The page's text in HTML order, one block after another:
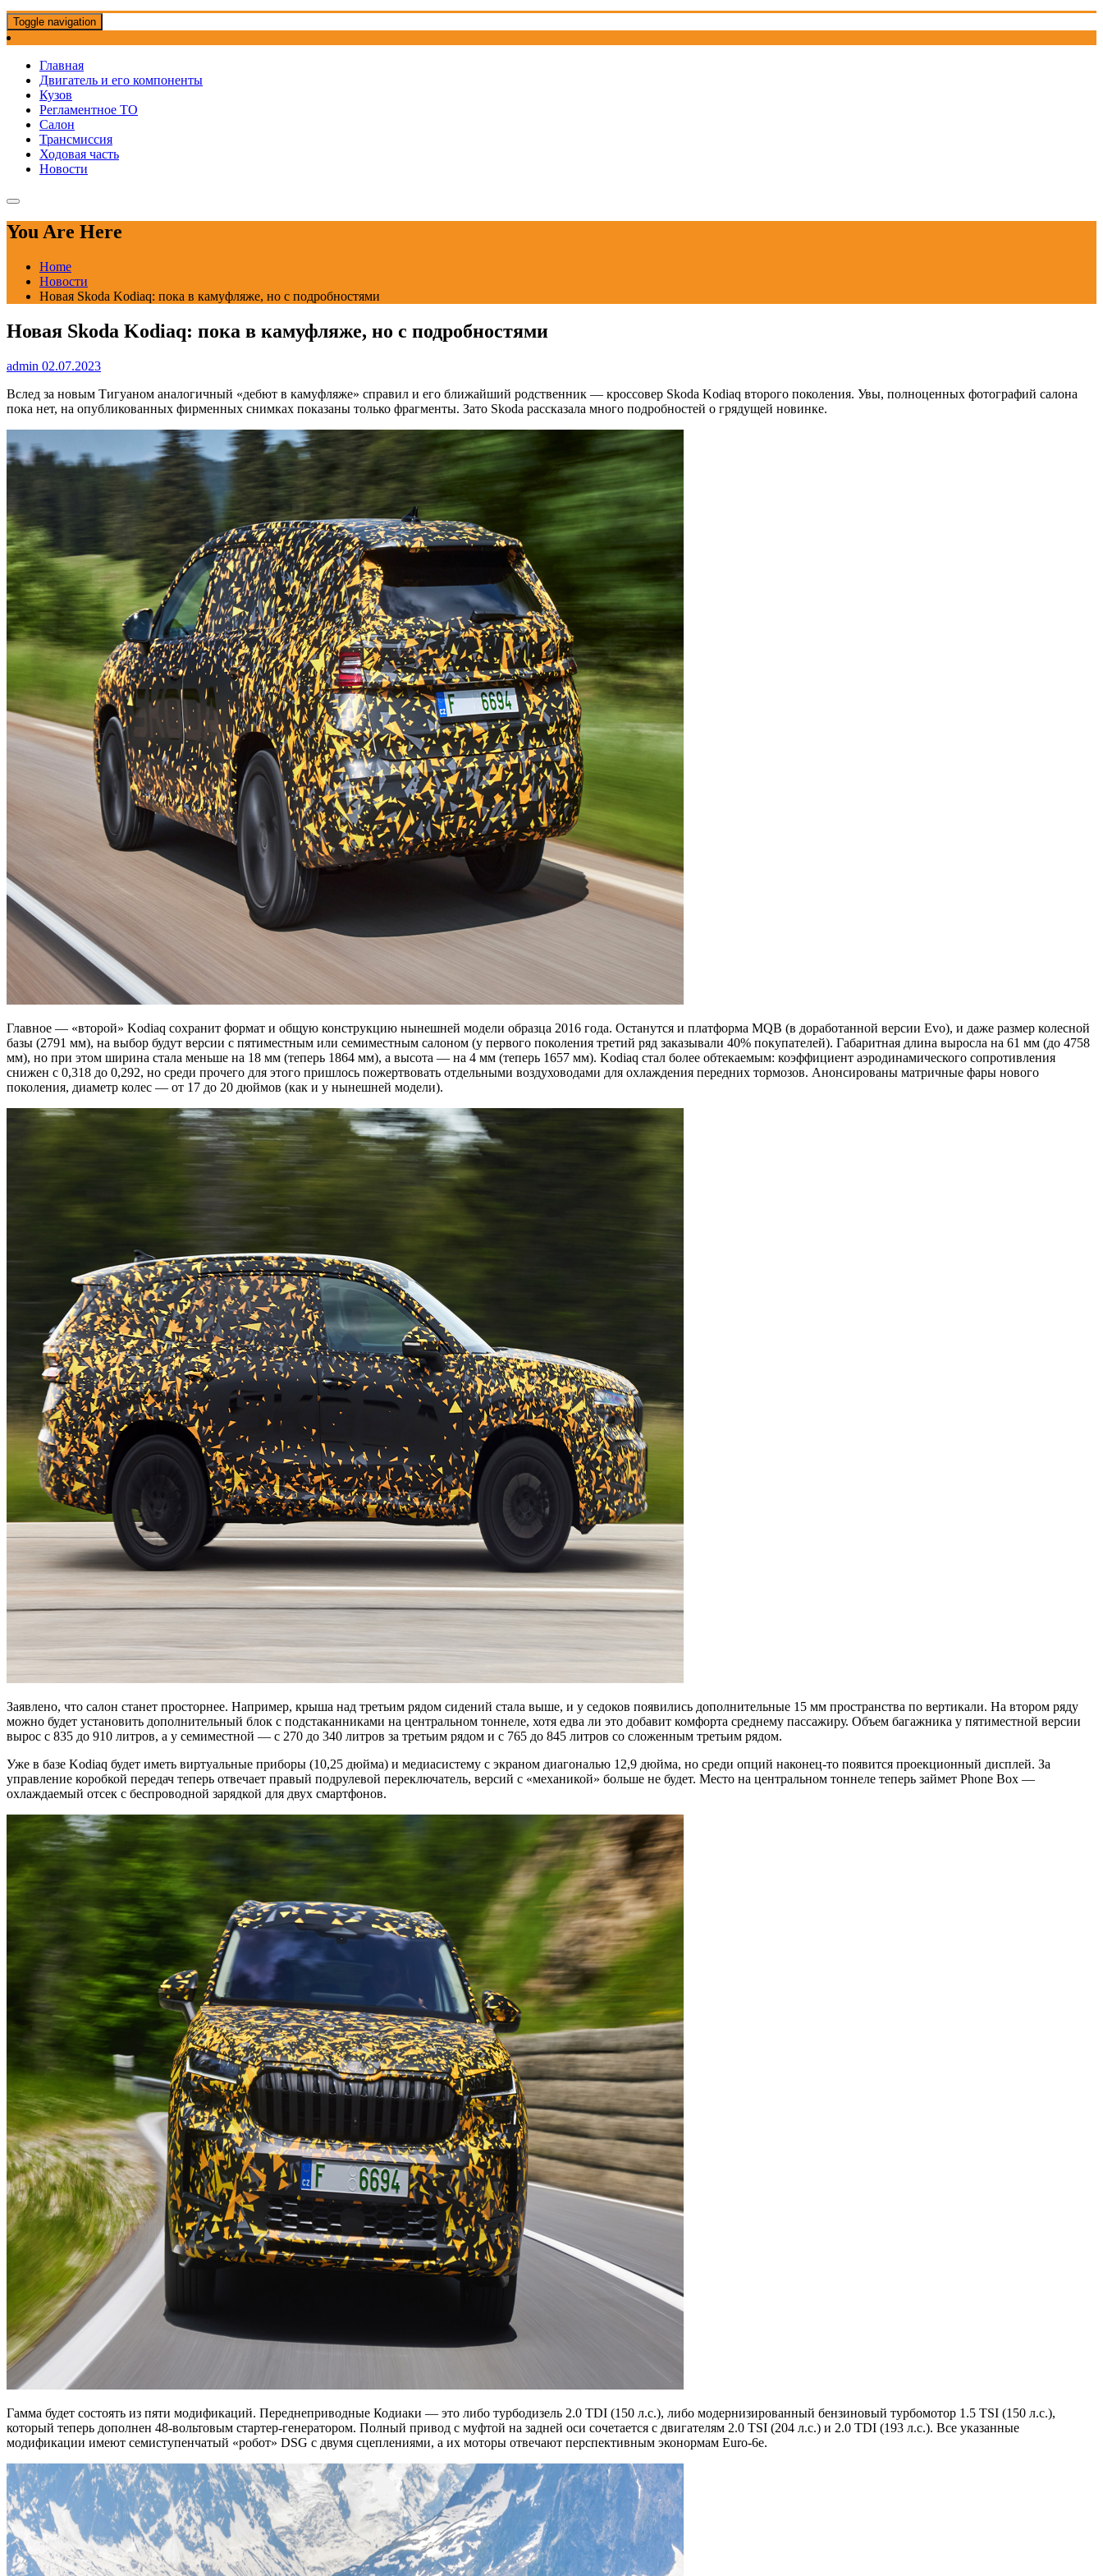
Toggle navigation
Главная
Двигатель и его компоненты
Кузов
Регламентное ТО
Салон
Трансмиссия
Ходовая часть
Новости
You Are Here
Home
Новости
Новая Skoda Kodiaq: пока в камуфляже, но с подробностями
Новая Skoda Kodiaq: пока в камуфляже, но с подробностями
admin 02.07.2023
Вслед за новым Тигуаном аналогичный «дебют в камуфляже» справил и его ближайший родственник — кроссовер Skoda Kodiaq второго поколения. Увы, полноценных фотографий салона
пока нет, на опубликованных фирменных снимках показаны только фрагменты. Зато Skoda рассказала много подробностей о грядущей новинке.
Главное — «второй» Kodiaq сохранит формат и общую конструкцию нынешней модели образца 2016 года. Останутся и платформа MQB (в доработанной версии Evo), и даже размер колесной
базы (2791 мм), на выбор будут версии с пятиместным или семиместным салоном (у первого поколения третий ряд заказывали 40% покупателей). Габаритная длина выросла на 61 мм (до 4758
мм), но при этом ширина стала меньше на 18 мм (теперь 1864 мм), а высота — на 4 мм (теперь 1657 мм). Kodiaq стал более обтекаемым: коэффициент аэродинамического сопротивления
снижен с 0,318 до 0,292, но среди прочего для этого пришлось пожертвовать отдельными воздуховодами для охлаждения передних тормозов. Анонсированы матричные фары нового
поколения, диаметр колес — от 17 до 20 дюймов (как и у нынешней модели).
Заявлено, что салон станет просторнее. Например, крыша над третьим рядом сидений стала выше, и у седоков появились дополнительные 15 мм пространства по вертикали. На втором ряду
можно будет установить дополнительный блок с подстаканниками на центральном тоннеле, хотя едва ли это добавит комфорта среднему пассажиру. Объем багажника у пятиместной версии
вырос с 835 до 910 литров, а у семиместной — с 270 до 340 литров за третьим рядом и с 765 до 845 литров со сложенным третьим рядом.
Уже в базе Kodiaq будет иметь виртуальные приборы (10,25 дюйма) и медиасистему с экраном диагональю 12,9 дюйма, но среди опций наконец-то появится проекционный дисплей. За
управление коробкой передач теперь отвечает правый подрулевой переключатель, версий с «механикой» больше не будет. Место на центральном тоннеле теперь займет Phone Box —
охлаждаемый отсек с беспроводной зарядкой для двух смартфонов.
Гамма будет состоять из пяти модификаций. Переднеприводные Кодиаки — это либо турбодизель 2.0 TDI (150 л.с.), либо модернизированный бензиновый турбомотор 1.5 TSI (150 л.с.),
который теперь дополнен 48-вольтовым стартер-генератором. Полный привод с муфтой на задней оси сочетается с двигателям 2.0 TSI (204 л.с.) и 2.0 TDI (193 л.с.). Все указанные
модификации имеют семиступенчатый «робот» DSG с двумя сцеплениями, а их моторы отвечают перспективным эконормам Euro-6e.